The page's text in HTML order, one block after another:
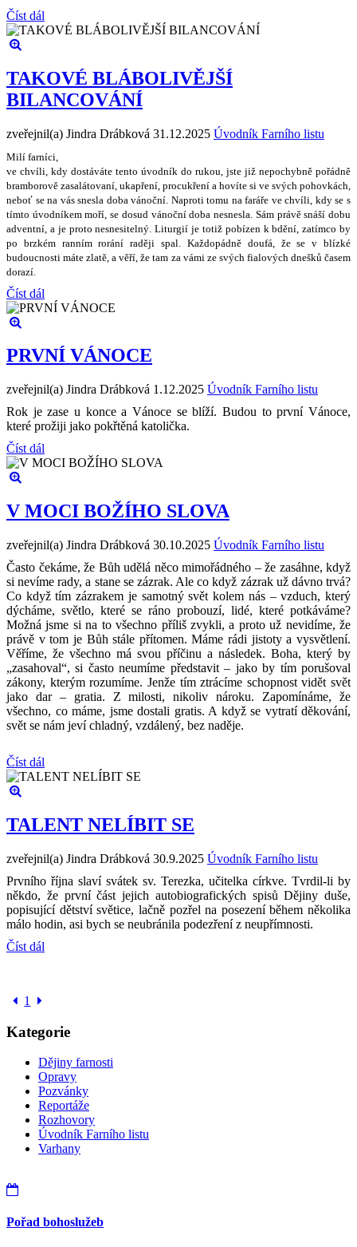
Číst dál
TAKOVÉ BLÁBOLIVĚJŠÍ
BILANCOVÁNÍ
zveřejnil(a) Jindra Drábková 31.12.2025 Úvodník Farního listu
Milí farníci,
ve chvíli, kdy dostáváte tento úvodník do rukou, jste již nepochybně pořádně
bramborově zasalátovaní, ukapření, procukření a hovíte si ve svých pohovkách,
neboť se na vás snesla doba vánoční. Naproti tomu na faráře ve chvíli, kdy se s
tímto úvodníkem moří, se dosud vánoční doba nesnesla. Sám právěsnáší dobu
adventní, a je proto nesnesitelný . Liturgií je totiž pobízen k bdění, zatímco by
po brzkém ranním rorání raději spal. Každopádně doufá, že se v blízké
budoucnosti máte zlatě , a věří,že tam za vámi ze svých fialových dnešků časem
dorazí.
Číst dál
PRVNÍ VÁNOCE
zveřejnil(a) Jindra Drábková 1.12.2025 Úvodník Farního listu
Rok je zase u konce a Vánoce se blíží. Budou to první Vánoce,
které prožiji jako pokřtěná katolička.
Číst dál
V MOCI BOŽÍHO SLOVA
zveřejnil(a) Jindra Drábková 30.10.2025 Úvodník Farního listu
Často čekáme, že Bůh udělá něco mimořádného – že zasáhne, když
si nevíme rady, a stane se zázrak. Ale co když zázrak už dávno trvá?
Co když tím zázrakem je samotný svět kolem nás – vzduch, který
dýcháme, světlo, které se ráno probouzí, lidé, které potkáváme?
Možná jsme si na to všechno příliš zvykli, a proto už nevidíme, že
právě v tom je Bůh stále přítomen. Máme rádi jistoty a vysvětlení.
Věříme, že všechno má svou příčinu a následek. Boha, který by
„zasahoval“, si často neumíme představit – jako by tím porušoval
zákony, kterým rozumíme. Jenže tím ztrácíme schopnost vidět svět
jako dar – gratia. Z milosti, nikoliv nároku. Zapomínáme, že
všechno, co máme, jsme dostali gratis. A když se vytratí děkování,
svět se nám jeví chladný, vzdálený, bez naděje.
Číst dál
TALENT NELÍBIT SE
zveřejnil(a) Jindra Drábková 30.9.2025 Úvodník Farního listu
Prvního října slaví svátek sv. Terezka, učitelka církve. Tvrdil-li by
někdo, že první část jejich autobiografických spisů Dějiny duše,
popisující dětství světice, lačně pozřel na posezení během několika
málo hodin, asi bych se neubránila podezření z neupřímnosti.
Číst dál
1
Kategorie
Dějiny farnosti
Opravy
Pozvánky
Reportáže
Rozhovory
Úvodník Farního listu
Varhany
Pořad bohoslužeb